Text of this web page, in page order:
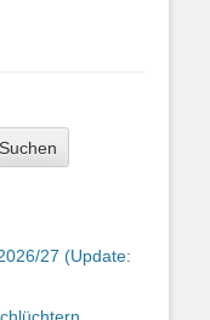
Suchen
27 (Update: